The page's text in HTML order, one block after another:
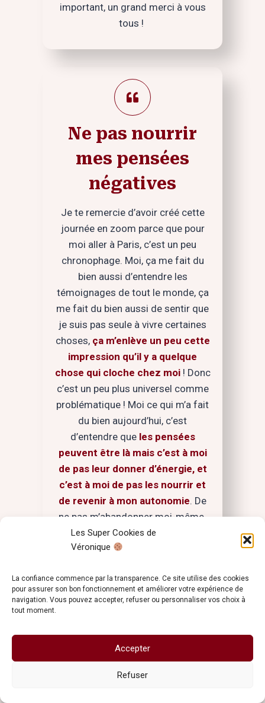
Les Super Cookies de
Véronique
La confiance commence par la transparence. Ce site utilise des cookies
pour assurer son bon fonctionnement et améliorer votre expérience de
navigation. Vous pouvez accepter, refuser ou personnaliser vos choix à
tout moment.
Accepter
Refuser
important, un grand merci à vous
tous !
Ne pas nourrir
mes pensées
négatives
Je te remercie d’avoir créé cette
journée en zoom parce que pour
moi aller à Paris, c’est un peu
chronophage. Moi, ça me fait du
bien aussi d’entendre les
témoignages de tout le monde, ça
me fait du bien aussi de sentir que
je suis pas seule à vivre certaines
choses, ça m’enlève un peu cette
impression qu’il y a quelque
chose qui cloche chez moi ! Donc
c’est un peu plus universel comme
problématique ! Moi ce qui m’a fait
du bien aujourd’hui, c’est
d’entendre que les pensées
peuvent être là mais c’est à moi
de pas leur donner d’énergie, et
c’est à moi de pas les nourrir et
de revenir à mon autonomie. De
ne pas m’abandonner moi-même.
Même si l’autre m’abandonne, je
reste avec moi et puis j’ai tout ce
explorer un peu l’histoire des
passions, de mettre peut-être
choses dans ma vie. donc merci
beaucoup !